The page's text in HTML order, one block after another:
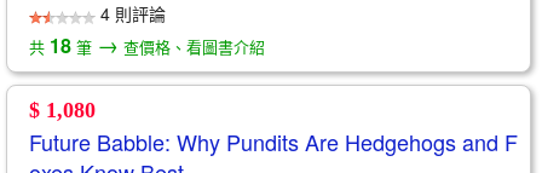
4 則評論
共 18 筆 → 查價格、看圖書介紹
$ 1,080
Future Babble: Why Pundits Are Hedgehogs and F